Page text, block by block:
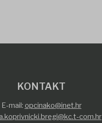
KONTAKT
E-mail: opcinako@inet.hr
com.hr